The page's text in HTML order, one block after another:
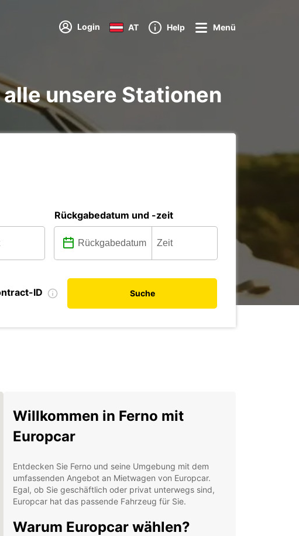
Login AT Help Menü
unsere Stationen
Rückgabedatum und -zeit
ID Suche
Willkommen in Ferno mit
Europcar
Entdecken Sie Ferno und seine Umgebung mit dem
umfassenden Angebot an Mietwagen von Europcar.
Egal, ob Sie geschäftlich oder privat unterwegs sind,
Europcar hat das passende Fahrzeug für Sie.
Warum Europcar wählen?